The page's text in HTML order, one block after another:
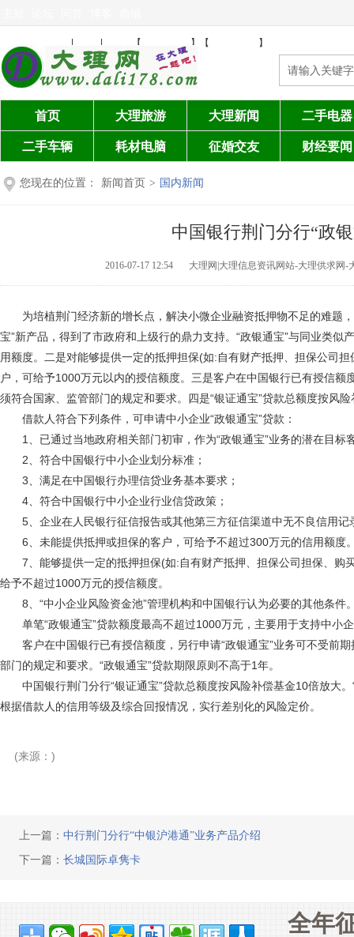
| | 【 】【 】
首页 大理旅游 大理新闻 二手电器
二手车辆 耗材电脑 征婚交友 财经要闻
您现在的位置： 新闻首页 > 国内新闻
中国银行荆门分行“政
2016-07-17 12:54 大理网|大理信息资讯网站-大理供求网-
为培植荆门经济新的增长点，解决小微企业融资抵押物不足的难题
宝”新产品，得到了市政府和上级行的鼎力支持。“政银通宝”与同业类
用额度。二是对能够提供一定的抵押担保(如:自有财产抵押、担保公司
户，可给予1000万元以内的授信额度。三是客户在中国银行已有授信
须符合国家、监管部门的规定和要求。四是“银证通宝”贷款总额度按风
借款人符合下列条件，可申请中小企业“政银通宝”贷款：
1、已通过当地政府相关部门初审，作为“政银通宝”业务的潜在目标
2、符合中国银行中小企业划分标准；
3、满足在中国银行办理信贷业务基本要求；
4、符合中国银行中小企业行业信贷政策；
5、企业在人民银行征信报告或其他第三方征信渠道中无不良信用记
6、未能提供抵押或担保的客户，可给予不超过300万元的信用额度
7、能够提供一定的抵押担保(如:自有财产抵押、担保公司担保、购
给予不超过1000万元的授信额度。
8、“中小企业风险资金池”管理机构和中国银行认为必要的其他条件
单笔“政银通宝”贷款额度最高不超过1000万元，主要用于支持中小
客户在中国银行已有授信额度，另行申请“政银通宝”业务可不受前
部门的规定和要求。“政银通宝”贷款期限原则不高于1年。
中国银行荆门分行“银证通宝”贷款总额度按风险补偿基金10倍放大
根据借款人的信用等级及综合回报情况，实行差别化的风险定价。
(来源：)
上一篇： 中行荆门分行“中银沪港通”业务产品介绍
下一篇： 长城国际卓隽卡
全年